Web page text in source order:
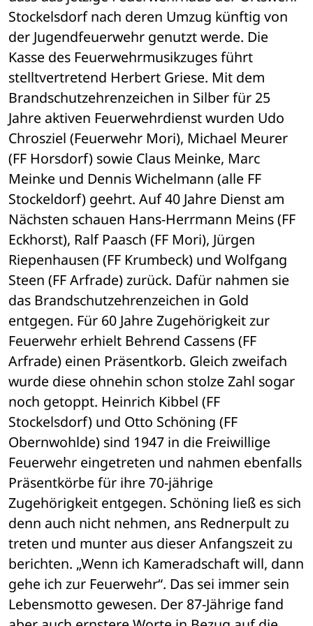
Stockelsdorf nach deren Umzug künftig von
der Jugendfeuerwehr genutzt werde. Die
Kasse des Feuerwehrmusikzuges führt
stelltvertretend Herbert Griese. Mit dem
Brandschutzehrenzeichen in Silber für 25
Jahre aktiven Feuerwehrdienst wurden Udo
Chrosziel (Feuerwehr Mori), Michael Meurer
(FF Horsdorf) sowie Claus Meinke, Marc
Meinke und Dennis Wichelmann (alle FF
Stockeldorf) geehrt. Auf 40 Jahre Dienst am
Nächsten schauen Hans-Herrmann Meins (FF
Eckhorst), Ralf Paasch (FF Mori), Jürgen
Riepenhausen (FF Krumbeck) und Wolfgang
Steen (FF Arfrade) zurück. Dafür nahmen sie
das Brandschutzehrenzeichen in Gold
entgegen. Für 60 Jahre Zugehörigkeit zur
Feuerwehr erhielt Behrend Cassens (FF
Arfrade) einen Präsentkorb. Gleich zweifach
wurde diese ohnehin schon stolze Zahl sogar
noch getoppt. Heinrich Kibbel (FF
Stockelsdorf) und Otto Schöning (FF
Obernwohlde) sind 1947 in die Freiwillige
Feuerwehr eingetreten und nahmen ebenfalls
Präsentkörbe für ihre 70-jährige
Zugehörigkeit entgegen. Schöning ließ es sich
denn auch nicht nehmen, ans Rednerpult zu
treten und munter aus dieser Anfangszeit zu
berichten. „Wenn ich Kameradschaft will, dann
gehe ich zur Feuerwehr“. Das sei immer sein
Lebensmotto gewesen. Der 87-Jährige fand